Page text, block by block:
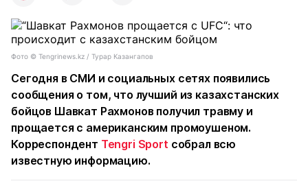
Фото ©️ Tengrinews.kz / Турар Казангапов
Сегодня в СМИ и социальных сетях появились
сообщения о том, что лучший из казахстанских
бойцов Шавкат Рахмонов получил травму и
прощается с американским промоушеном.
Корреспондент Tengri Sport собрал всю
известную информацию.